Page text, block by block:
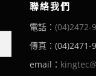
聯絡我們
電話： (04)2472-
傳真：(04)2471-
email：